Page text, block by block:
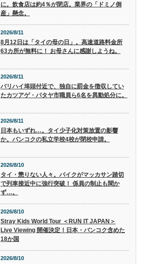
に。飲食店は約4％が閉店。業界の「ドミノ倒
産」懸念。
2026/8/11
8月12日は「タイの母の日」。高速道路料金所
63カ所が無料に！ お母さんに感謝しようね。
2026/8/11
バリハイ埠頭付近で、独自に罰金を徴収してい
たカツアゲ・パタヤ市職員ら6名を異動処分に。
2026/8/11
日本もいずれ…。タイ少子化対策放置の影響
か。バンコクの私立学校4校が閉校申請。
2026/8/10
タイ・懲りない人々。バイクがマッカサン踏切
で列車接近中に強行突破！ 係員の制止も聞か
ず…。
2026/8/10
Stray Kids World Tour ＜RUN IT JAPAN＞
Live Viewing 開催決定！日本・バンコク含めた
18か国
2026/8/10